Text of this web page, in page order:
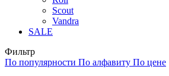
Scout
Vandra
SALE
Фильтр
По популярности По алфавиту По цене